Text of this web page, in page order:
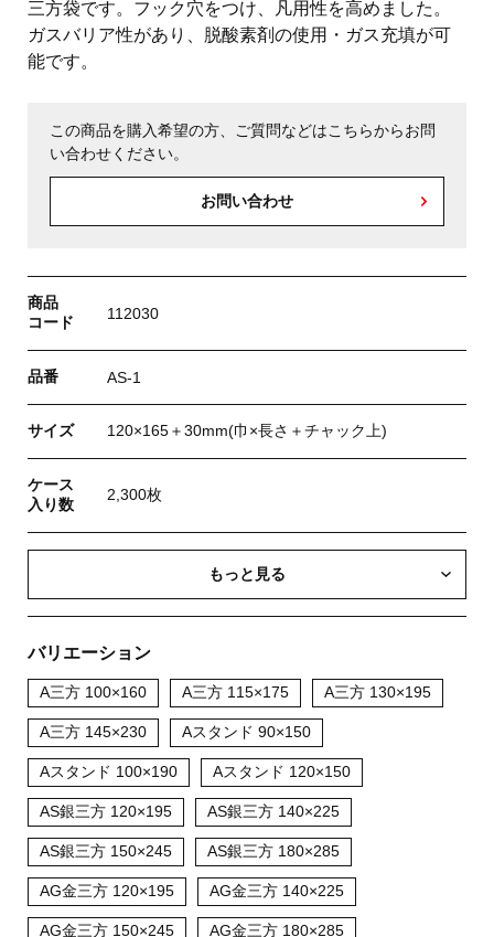
三方袋です。フック穴をつけ、凡用性を高めました。
ガスバリア性があり、脱酸素剤の使用・ガス充填が可
能です。
この商品を購入希望の方、ご質問などはこちらからお問
い合わせください。
お問い合わせ
商品
コード
112030
品番 AS-1
サイズ 120×165＋30mm(巾×長さ＋チャック上)
ケース
入り数
2,300枚
もっと見る
バリエーション
A三方 100×160 A三方 115×175 A三方 130×195
A三方 145×230 Aスタンド 90×150
Aスタンド 100×190 Aスタンド 120×150
AS銀三方 120×195 AS銀三方 140×225
AS銀三方 150×245 AS銀三方 180×285
AG金三方 120×195 AG金三方 140×225
AG金三方 150×245 AG金三方 180×285